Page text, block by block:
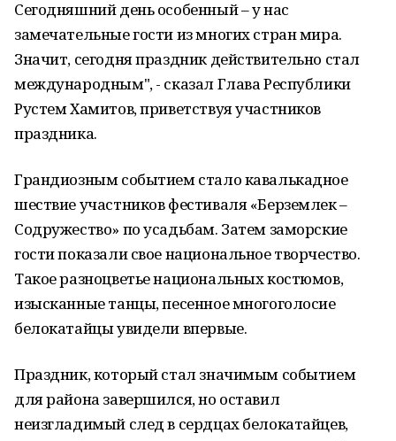
Сегодняшний день особенный – у нас
замечательные гости из многих стран мира.
Значит, сегодня праздник действительно стал
международным", - сказал Глава Республики
Рустем Хамитов, приветствуя участников
праздника.
Грандиозным событием стало кавалькадное
шествие участников фестиваля «Берземлек –
Содружество» по усадьбам. Затем заморские
гости показали свое национальное творчество.
Такое разноцветье национальных костюмов,
изысканные танцы, песенное многоголосие
белокатайцы увидели впервые.
Праздник, который стал значимым событием
для района завершился, но оставил
неизгладимый след в сердцах белокатайцев,